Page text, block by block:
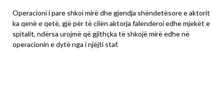
Operacioni i pare shkoi mirë dhe gjendja shëndetësore e aktorit
ka qenë e qetë, gjë për të cilën aktorja falenderoi edhe mjekët e
spitalit, ndërsa urojmë që gjithçka të shkojë mirë edhe në
operacionin e dytë nga i njëjti staf.